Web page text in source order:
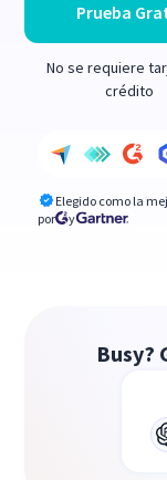
Prueba
No se requiere
crédito
Elegido como la
por
y
Busy?